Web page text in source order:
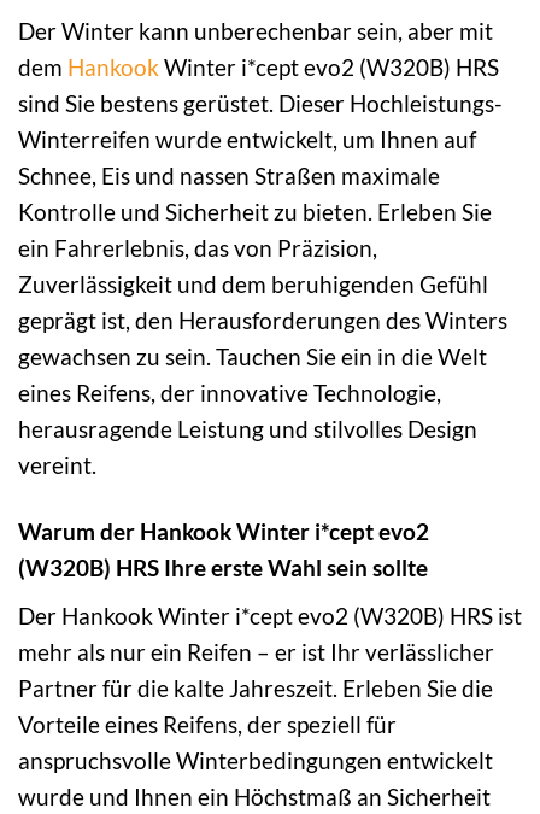
Der Winter kann unberechenbar sein, aber mit
dem Hankook Winter i*cept evo2 (W320B) HRS
sind Sie bestens gerüstet. Dieser Hochleistungs-
Winterreifen wurde entwickelt, um Ihnen auf
Schnee, Eis und nassen Straßen maximale
Kontrolle und Sicherheit zu bieten. Erleben Sie
ein Fahrerlebnis, das von Präzision,
Zuverlässigkeit und dem beruhigenden Gefühl
geprägt ist, den Herausforderungen des Winters
gewachsen zu sein. Tauchen Sie ein in die Welt
eines Reifens, der innovative Technologie,
herausragende Leistung und stilvolles Design
vereint.
Warum der Hankook Winter i*cept evo2
(W320B) HRS Ihre erste Wahl sein sollte
Der Hankook Winter i*cept evo2 (W320B) HRS ist
mehr als nur ein Reifen – er ist Ihr verlässlicher
Partner für die kalte Jahreszeit. Erleben Sie die
Vorteile eines Reifens, der speziell für
anspruchsvolle Winterbedingungen entwickelt
wurde und Ihnen ein Höchstmaß an Sicherheit